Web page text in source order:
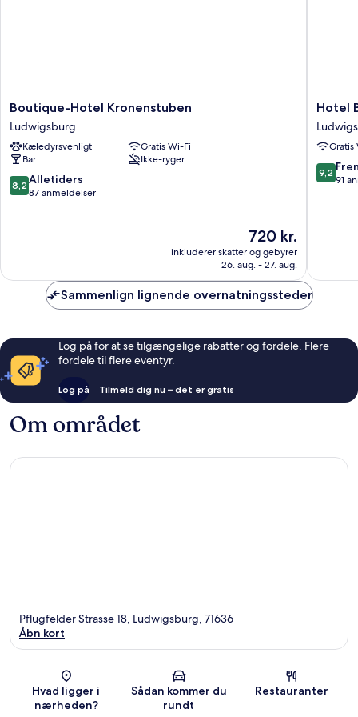
Boutique-
Hotel
Kronenstuben
Ludwigsburg
Boutique-Hotel Kronenstuben
Ludwigsburg
Kæledyrsvenligt
Gratis Wi-Fi
Bar
Ikke-ryger
8.2
ud
8,2 Alletiders
87 anmeldelser
Prisen
720 kr.
720 kr.
inkluderer skatter og gebyrer
26. aug. - 27. aug.
Hotel
Hotel
Gratis
9.2
ud
9,2
91
Sammenlign lignende overnatningssteder
Log på for at se tilgængelige rabatter og fordele. Flere
fordele til flere eventyr.
Log på Tilmeld dig nu – det er gratis
Om området
Kort
Pflugfelder Strasse 18, Ludwigsburg, 71636
Åbn kort
Hvad ligger i
nærheden?
Sådan kommer du
rundt
Restauranter